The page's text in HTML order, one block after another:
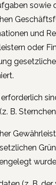
und
oder
B.